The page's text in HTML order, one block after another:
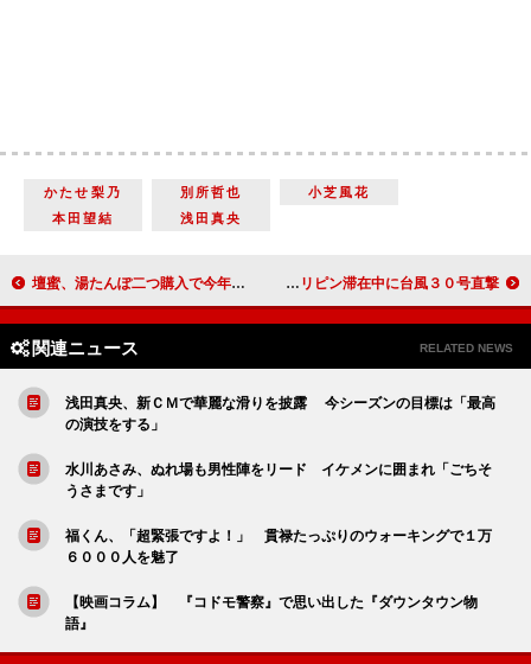
かたせ梨乃 別所哲也
小芝風花
本田望結
浅田真央
壇蜜、湯たんぽ二つ購入で今年の恋愛諦め？ オアシズ大久保へのお歳暮は「商品券」 秋元才加、ドラフト会議後のＡＫＢ４８「今後が楽しみ」 フィリピン滞在中に台風３０号直撃
関連ニュース RELATED NEWS
浅田真央、新ＣＭで華麗な滑りを披露 今シーズンの目標は「最高
の演技をする」
水川あさみ、ぬれ場も男性陣をリード イケメンに囲まれ「ごちそ
うさまです」
福くん、「超緊張ですよ！」 貫禄たっぷりのウォーキングで１万
６０００人を魅了
【映画コラム】 『コドモ警察』で思い出した『ダウンタウン物
語』